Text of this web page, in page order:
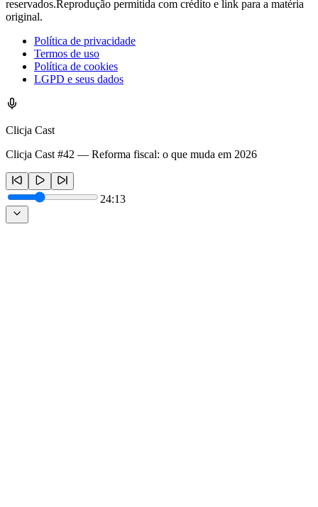
reservados.Reprodução permitida com crédito e link para a matéria
original.
Política de privacidade
Termos de uso
Política de cookies
LGPD e seus dados
Clicja Cast
Clicja Cast #42 — Reforma fiscal: o que muda em 2026
24:13